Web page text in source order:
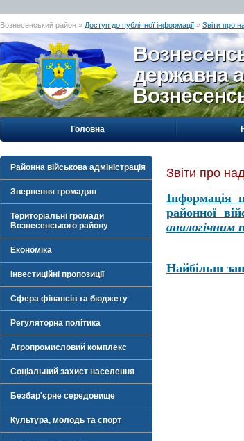
Вознесенський район » Доступ до публічної інформації » Звіти про
державна
Головна
Районна військова адміністрація
Звернення громадян
Територіальні громади
Вознесенського району
Економіка
Інвестиційні пропозиції
Сфера фінансів та бюджету
Регуляторна політика
Агропромисловий комплекс
Соціальний захист населення
Безбар'єрне середовище
Культура, молодь та спорт
Звіти про
Інформація
районної
аналогічним
Найбільш